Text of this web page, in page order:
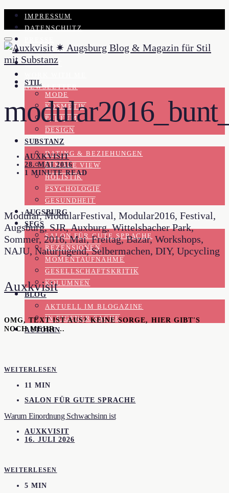
IMPRESSUM
DATENSCHUTZ
KOOPERATION
KONTAKT
NEWSLETTER
STIL
MODE
KOSMETIK
PARFUM
DESIGN
SUBSTANZ
DATING & BEZIEHUNGEN
FEMALE VIEW
HOLISTIK
PSYCHOLOGIE
GESUNDHEIT
AUGSBURG
SFGS
SALON FÜR GUTE SPRACHE
REZENSIONEN
MOMENTAUFNAHME
GESELLSCHAFTSKRITIK
KOLUMNEN
BLOG
AKTUELL IM BLOGAZINE
IN EIGENER SACHE
AUTORIN
AUXKVISIT
28. MAI 2016
1 MINUTE READ
Modular, ModularFestival, Modular2016, Festival,
Augsburg, SJR, Auxburg, Wittelsbacher Park,
Sommer, 2016, Mai, Freitag, Bazar, Workshops,
NAJU, Naturjugend, Selbermachen, DIY, Upcycling
Auxkvisit
OMG, TEXT IST AUS? KEINE SORGE, HIER GIBT'S
NOCH MEHR …
WEITERLESEN
11 MIN
SALON FÜR GUTE SPRACHE
Warum Einordnung Schwachsinn ist
AUXKVISIT
16. JULI 2026
WEITERLESEN
5 MIN